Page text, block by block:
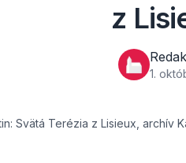
z
1.
Svätá Terézia z Lisieux, archív